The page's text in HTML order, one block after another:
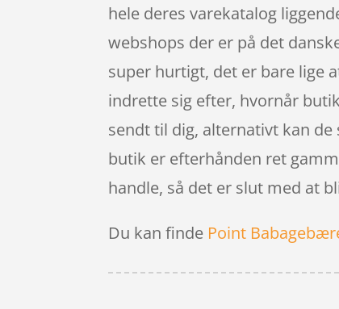
hele deres varekatalog
webshops der er på det
super hurtigt, det er bare lige
indrette sig efter, hvornår
sendt til dig, alternativt kan
butik er efterhånden ret
handle, så det er slut med at
Du kan finde Point